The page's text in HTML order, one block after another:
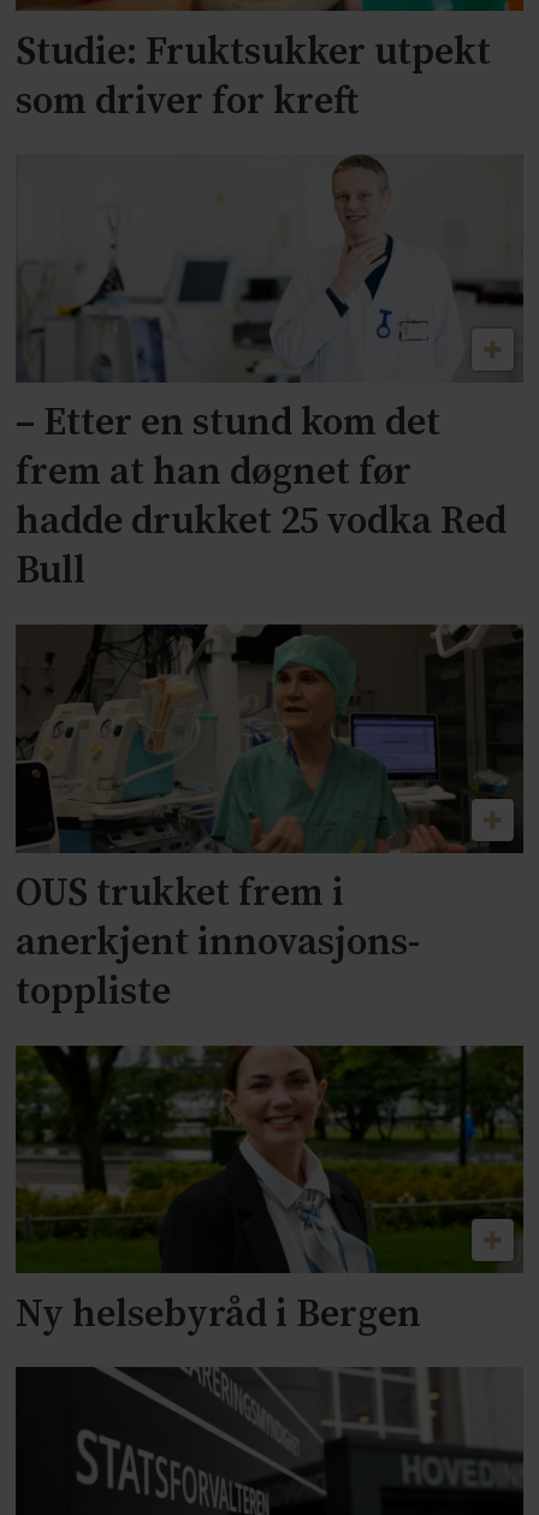
Studie: Fruktsukker utpekt
som driver for kreft
– Etter en stund kom det
frem at han døgnet før
hadde drukket 25 vodka Red
Bull
OUS trukket frem i
anerkjent innovasjons-
toppliste
Ny helsebyråd i Bergen